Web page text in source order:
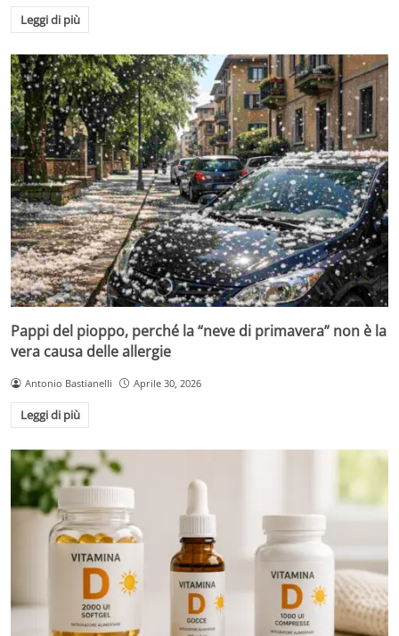
Leggi di più
Pappi del pioppo, perché la “neve di primavera” non è la
vera causa delle allergie
Antonio Bastianelli Aprile 30, 2026
Leggi di più